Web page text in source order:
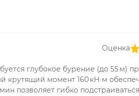
Оценка
глубокое бурение (до 55 м)
момент 160 кН·м
позволяет гибко